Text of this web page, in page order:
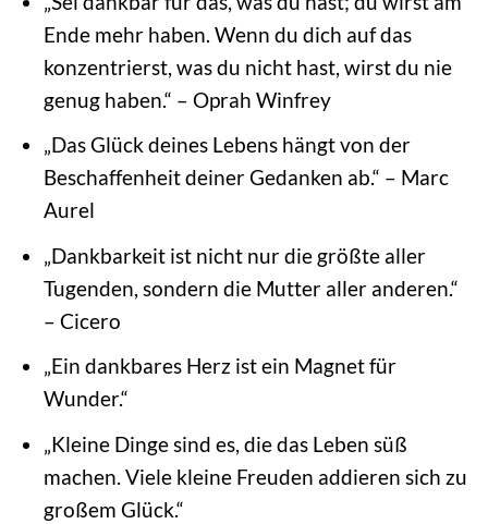
Ende mehr haben. Wenn du dich auf das
konzentrierst, was du nicht hast, wirst du nie
genug haben.“ – Oprah Winfrey
„Das Glück deines Lebens hängt von der
Beschaffenheit deiner Gedanken ab.“ – Marc
Aurel
„Dankbarkeit ist nicht nur die größte aller
Tugenden, sondern die Mutter aller anderen.“
– Cicero
„Ein dankbares Herz ist ein Magnet für
Wunder.“
„Kleine Dinge sind es, die das Leben süß
machen. Viele kleine Freuden addieren sich zu
großem Glück.“